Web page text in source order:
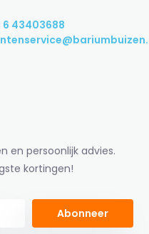
6 43403688
en persoonlijk advies.
kortingen!
Abonneer